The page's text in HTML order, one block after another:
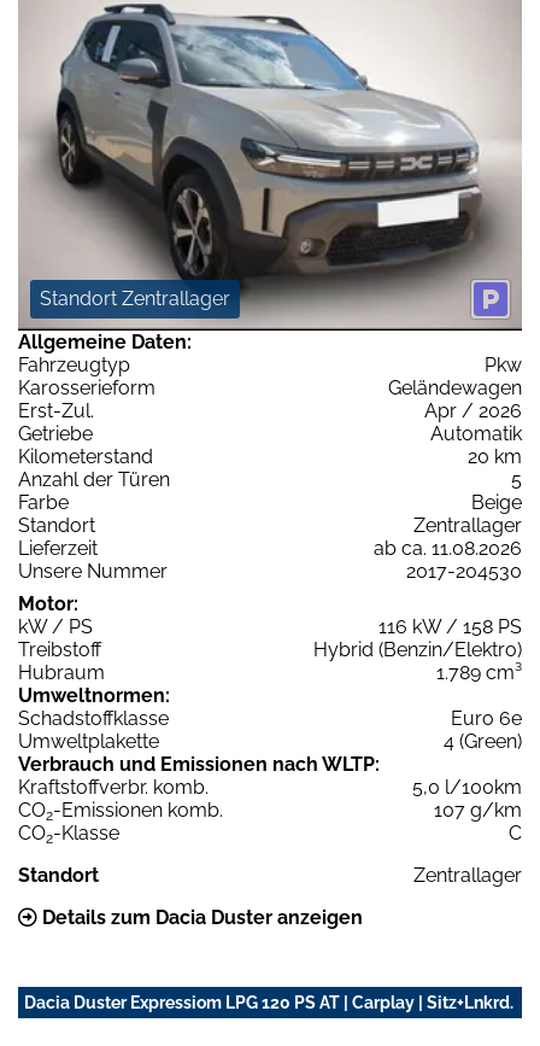
Standort Zentrallager
Allgemeine Daten:
Fahrzeugtyp
Pkw
Karosserieform
Geländewagen
Erst-Zul.
Apr / 2026
Getriebe
Automatik
Kilometerstand
20 km
Anzahl der Türen
5
Farbe
Beige
Standort
Zentrallager
Lieferzeit
ab ca. 11.08.2026
Unsere Nummer
2017-204530
Motor:
kW / PS
116 kW / 158 PS
Treibstoff
Hybrid (Benzin/Elektro)
Hubraum
1.789 cm³
Umweltnormen:
Schadstoffklasse
Euro 6e
Umweltplakette
4 (Green)
Verbrauch und Emissionen nach WLTP:
Kraftstoffverbr. komb.
5,0 l/100km
CO2-Emissionen komb.
107 g/km
CO2-Klasse
C
Standort
Zentrallager
Details zum Dacia Duster anzeigen
Dacia Duster Expressiom LPG 120 PS AT | Carplay | Sitz+Lnkrd.